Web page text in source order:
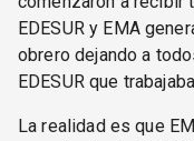
EDESUR y EMA
obrero dejando a
EDESUR que
La realidad es que